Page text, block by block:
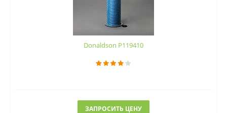
Donaldson P119410
ЗАПРОСИТЬ ЦЕНУ